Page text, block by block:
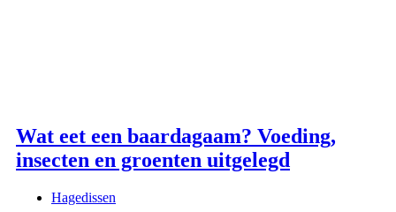
Wat eet een baardagaam? Voeding,
insecten en groenten uitgelegd
Hagedissen